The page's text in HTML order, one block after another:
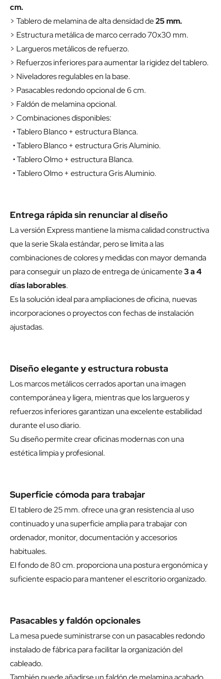
cm.
> Tablero de melamina de alta densidad de25 mm.
> Estructura metálica de marco cerrado 70x30 mm.
> Largueros metálicos de refuerzo.
> Refuerzos inferiores para aumentar la rigidez del tablero.
> Niveladores regulables en la base.
> Pasacables redondo opcional de 6 cm.
> Faldón de melamina opcional.
> Combinaciones disponibles:
• Tablero Blanco + estructura Blanca.
• Tablero Blanco + estructura Gris Aluminio.
• Tablero Olmo + estructura Blanca.
• Tablero Olmo + estructura Gris Aluminio.
Entrega rápida sin renunciar al diseño
La versión Express mantiene la misma calidad constructiva
que la serie Skala estándar, pero se limita a las
combinaciones de colores y medidas con mayor demanda
para conseguir un plazo de entrega de únicamente3 a 4
días laborables.
Es la solución ideal para ampliaciones de oficina, nuevas
incorporaciones o proyectos con fechas de instalación
ajustadas.
Diseño elegante y estructura robusta
Los marcos metálicos cerrados aportan una imagen
contemporánea y ligera, mientras que los largueros y
refuerzos inferiores garantizan una excelente estabilidad
durante el uso diario.
Su diseño permite crear oficinas modernas con una
estética limpia y profesional.
Superficie cómoda para trabajar
El tablero de 25 mm. ofrece una gran resistencia al uso
continuado y una superficie amplia para trabajar con
ordenador, monitor, documentación y accesorios
habituales.
El fondo de 80 cm. proporciona una postura ergonómica y
suficiente espacio para mantener el escritorio organizado.
Pasacables y faldón opcionales
La mesa puede suministrarse con un pasacables redondo
instalado de fábrica para facilitar la organización del
cableado.